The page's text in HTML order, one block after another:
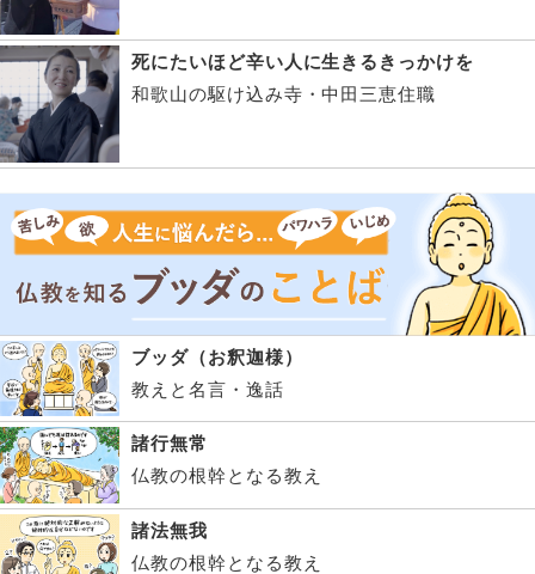
死にたいほど辛い人に生きるきっかけを
和歌山の駆け込み寺・中田三恵住職
ブッダ（お釈迦様）
教えと名言・逸話
諸行無常
仏教の根幹となる教え
諸法無我
仏教の根幹となる教え